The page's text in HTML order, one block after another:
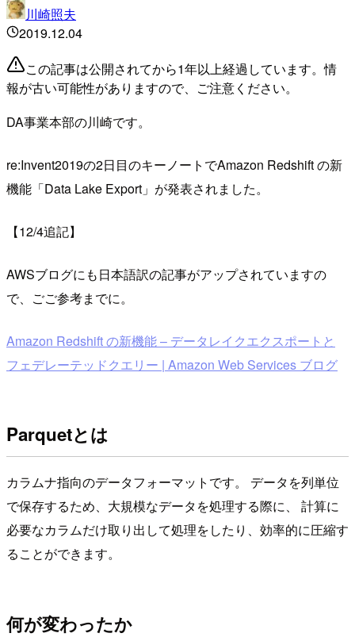
川崎照夫
2019.12.04
この記事は公開されてから1年以上経過しています。情
報が古い可能性がありますので、ご注意ください。
DA事業本部の川崎です。
re:Invent2019の2日目のキーノートでAmazon Redshift の新
機能「Data Lake Export」が発表されました。
【12/4追記】
AWSブログにも日本語訳の記事がアップされていますの
で、ごご参考までに。
Amazon Redshift の新機能 – データレイクエクスポートと
フェデレーテッドクエリー | Amazon Web Services ブログ
Parquetとは
カラムナ指向のデータフォーマットです。 データを列単位
で保存するため、大規模なデータを処理する際に、 計算に
必要なカラムだけ取り出して処理をしたり、効率的に圧縮す
ることができます。
何が変わったか